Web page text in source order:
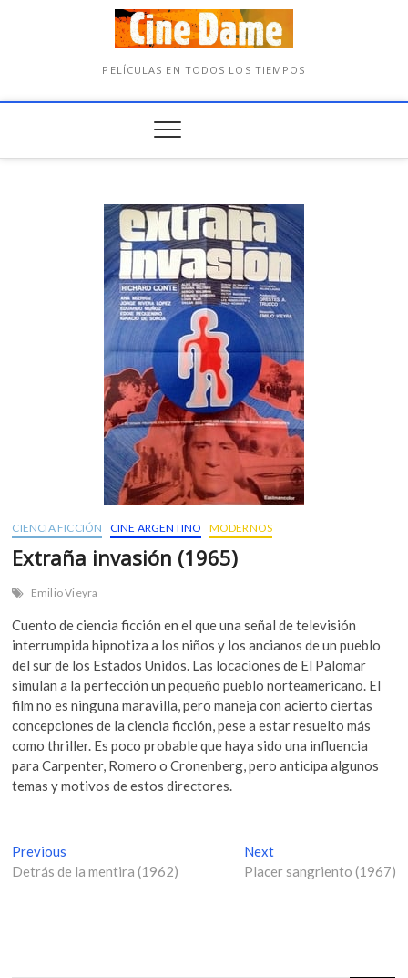
PELÍCULAS EN TODOS LOS TIEMPOS
CIENCIA FICCIÓN CINE ARGENTINO MODERNOS
Extraña invasión (1965)
Emilio Vieyra
Cuento de ciencia ficción en el que una señal de televisión
interrumpida hipnotiza a los niños y los ancianos de un pueblo
del sur de los Estados Unidos. Las locaciones de El Palomar
simulan a la perfección un pequeño pueblo norteamericano. El
film no es ninguna maravilla, pero maneja con acierto ciertas
concepciones de la ciencia ficción, pese a estar resuelto más
como thriller. Es poco probable que haya sido una influencia
para Carpenter, Romero o Cronenberg, pero anticipa algunos
temas y motivos de estos directores.
N
a
Previous
r
Detrás de la mentira (1962)
NextN
e
Placer sangriento (1967)